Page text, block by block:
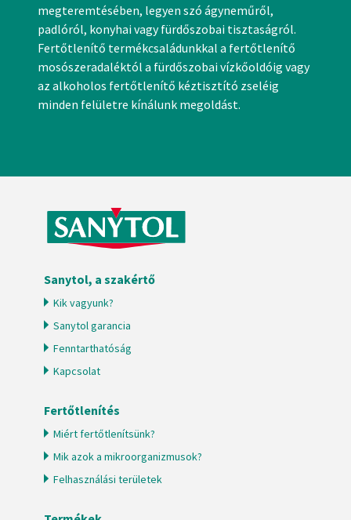
megteremtésében, legyen szó ágyneműről,
padlóról, konyhai vagy fürdőszobai tisztaságról.
Fertőtlenítő termékcsaládunkkal a fertőtlenítő
mosószeradaléktól a fürdőszobai vízkőoldóig vagy
az alkoholos fertőtlenítő kéztisztító zseléig
minden felületre kínálunk megoldást.
Sanytol, a szakértő
Kik vagyunk?
Sanytol garancia
Fenntarthatóság
Kapcsolat
Fertőtlenítés
Miért fertőtlenítsünk?
Mik azok a mikroorganizmusok?
Felhasználási területek